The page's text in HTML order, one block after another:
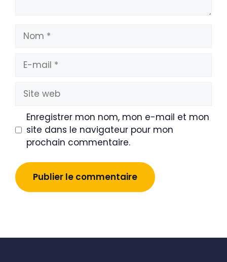
Nom
mail
Site
web
Enregistrer mon nom, mon e-mail et mon
site dans le navigateur pour mon
prochain commentaire.